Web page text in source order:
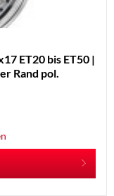
ET20 bis ET50 |
Rand pol.